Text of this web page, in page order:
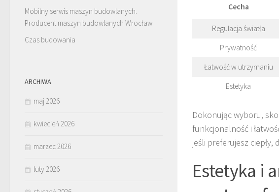
Cecha
Regulacja światła
Prywatność
Łatwość w utrzymaniu
Estetyka
Dokonując wyboru,
funkcjonalność i
jeśli preferujesz
Estetyka i
Mobilny serwis maszyn budowlanych.
Producent maszyn budowlanych Wrocław
Czas budowania
ARCHIWA
maj 2026
kwiecień 2026
marzec 2026
luty 2026